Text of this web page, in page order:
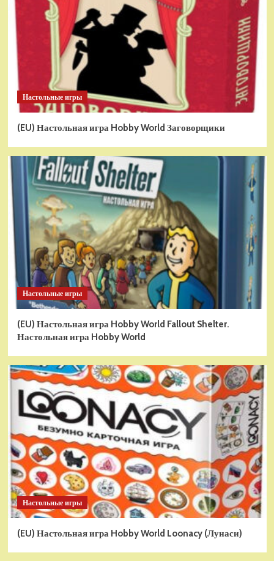
Настольные игры
(EU) Настольная игра Hobby World Заговорщики
Настольные игры
(EU) Настольная игра Hobby World Fallout Shelter.
Настольная игра Hobby World
Настольные игры
(EU) Настольная игра Hobby World Loonacy (Лунаси)